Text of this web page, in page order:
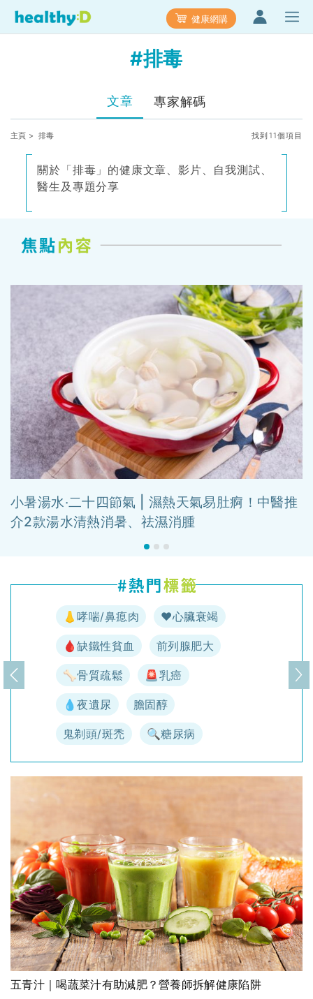
健康網購
#排毒
文章 專家解碼
主頁 > 排毒 找到11個項目
關於「排毒」的健康文章、影片、自我測試、
醫生及專題分享
小暑湯水‧二十四節氣 | 濕熱天氣易肚痾！中醫推
介2款湯水清熱消暑、祛濕消腫
👃哮喘/鼻瘜肉 ♥️心臟衰竭
🩸缺鐵性貧血 前列腺肥大
🦴骨質疏鬆 🚨乳癌
💧夜遺尿 膽固醇
鬼剃頭/斑禿 🔍糖尿病
上一頁 下
五青汁｜喝蔬菜汁有助減肥？營養師拆解健康陷阱